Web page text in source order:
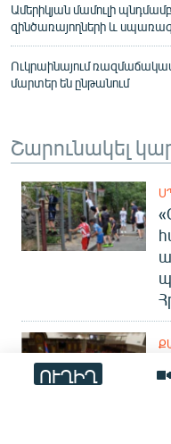
ՈՒՂԻՂ
Ամերիկյան մամուլի
զինծառայողների և
Ուկրաինայում
մարտեր են ընթանում
Շարունակել